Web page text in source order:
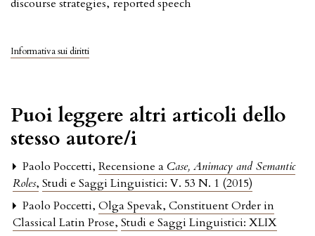
discourse strategies, reported speech
Informativa sui diritti
Puoi leggere altri articoli dello
stesso autore/i
Paolo Poccetti, Recensione a Case, Animacy and Semantic
Roles, Studi e Saggi Linguistici: V. 53 N. 1 (2015)
Paolo Poccetti, Olga Spevak, Constituent Order in
Classical Latin Prose, Studi e Saggi Linguistici: XLIX